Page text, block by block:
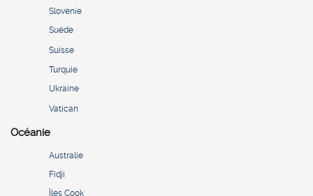
Slovénie
Suède
Suisse
Turquie
Ukraine
Vatican
Océanie
Australie
Fidji
Îles Cook